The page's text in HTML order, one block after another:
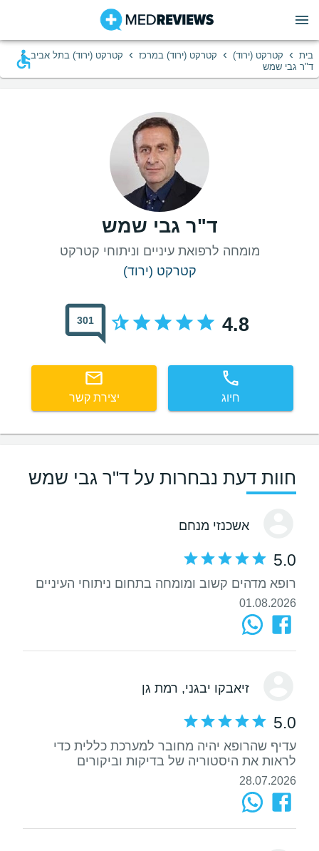
בית › קטרקט (ירוד) › קטרקט (ירוד) במרכז › קטרקט (ירוד) בתל אביב ›
ד"ר גבי שמש
ד"ר גבי שמש
מומחה לרפואת עיניים וניתוחי קטרקט
קטרקט (ירוד)
4.8
301
חיוג יצירת קשר
חוות דעת נבחרות על ד"ר גבי שמש
אשכנזי מנחם
5.0
רופא מדהים קשוב ומומחה בתחום ניתוחי העיניים
01.08.2026
זיאבקו יבגני, רמת גן
5.0
עדיף שהרופא יהיה מחובר למערכת כללית כדי
לראות את היסטוריה של בדיקות וביקורים
28.07.2026